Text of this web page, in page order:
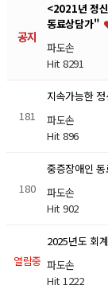
공지
<2021년 정
동료상담가"
파도손
Hit
181
지속가능한
파도손
Hit
180
중증장애인
파도손
Hit
열람중
2025년도 회
파도손
Hit